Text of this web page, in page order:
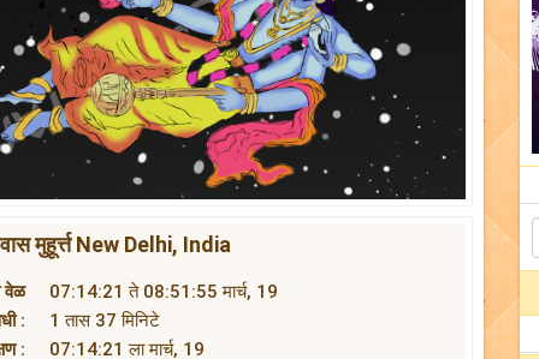
मुहूर्त्त New Delhi, India
वेळ
07:14:21 ते 08:51:55 मार्च, 19
:
1 तास 37 मिनिटे
:
07:14:21 ला मार्च, 19